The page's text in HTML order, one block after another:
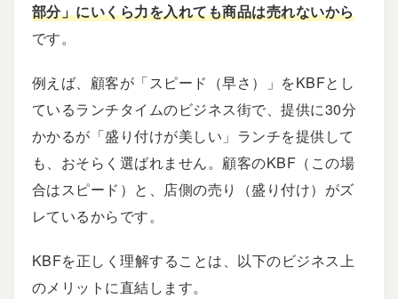
部分」にいくら力を入れても商品は売れないから
です。
例えば、顧客が「スピード（早さ）」をKBFとし
ているランチタイムのビジネス街で、提供に30分
かかるが「盛り付けが美しい」ランチを提供して
も、おそらく選ばれません。顧客のKBF（この場
合はスピード）と、店側の売り（盛り付け）がズ
レているからです。
KBFを正しく理解することは、以下のビジネス上
のメリットに直結します。